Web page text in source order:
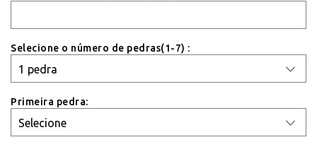
Selecione o número de pedras(1-7) :
Primeira pedra: